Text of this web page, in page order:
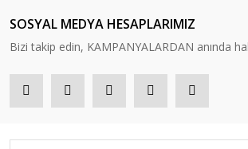
SOSYAL MEDYA HESAPLARIMIZ
Bizi takip edin, KAMPANYALARDAN anında